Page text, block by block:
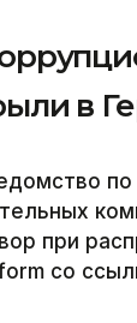
в
при
со